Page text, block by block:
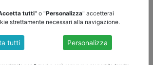
PUBBLICI
RELAZIONE SUI CONTROLLI
tutti" o "Personalizza" accetterai
strettamente necessari alla navigazione.
tutti Personalizza